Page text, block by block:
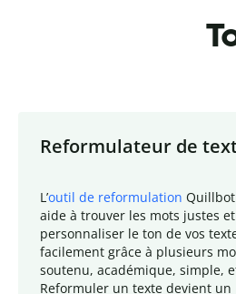
Reformulateur de
L ’outil de reformulation
aide à trouver les mots justes
personnaliser le ton de vos
facilement grâce à plusieurs
soutenu, académique, simple,
Reformuler un texte devient un